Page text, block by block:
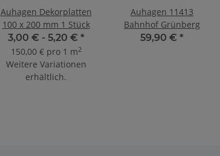
Auhagen Dekorplatten
100 x 200 mm 1 Stück
3,00 € - 5,20 € *
150,00 € pro 1 m2
Weitere Variationen
erhältlich.
Auhagen 11413
Bahnhof Grünberg
59,90 € *